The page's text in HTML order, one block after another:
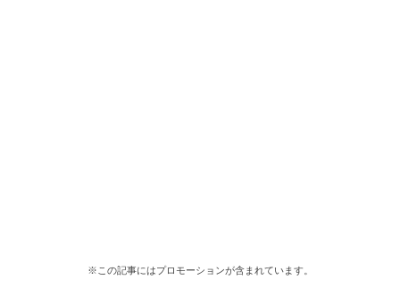
※この記事にはプロモーションが含まれています。